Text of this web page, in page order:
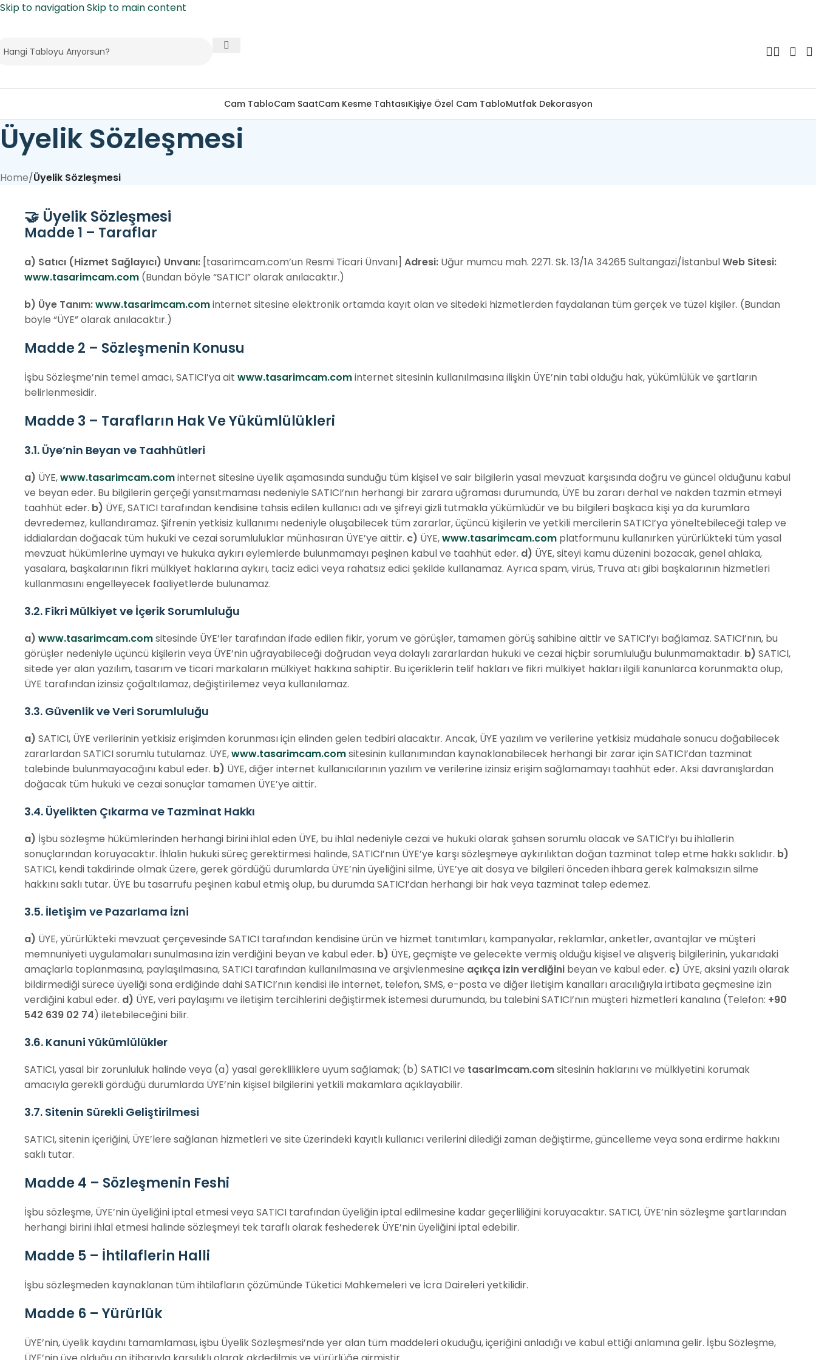
Skip to navigationSkip to main content
Cam TabloCam SaatCam Kesme TahtasıKişiye Özel Cam TabloMutfak Dekorasyon
Üyelik Sözleşmesi
Home/Üyelik Sözleşmesi
🤝 Üyelik Sözleşmesi
Madde 1 – Taraflar
a) Satıcı (Hizmet Sağlayıcı) Unvanı: [tasarimcam.com’un Resmi Ticari Ünvanı] Adresi: Uğur mumcu mah. 2271. Sk. 13/1A 34265 Sultangazi/İstanbulWeb Sitesi:
www.tasarimcam.com (Bundan böyle “SATICI” olarak anılacaktır.)
b) Üye Tanım:www.tasarimcam.cominternet sitesine elektronik ortamda kayıt olan ve sitedeki hizmetlerden faydalanan tüm gerçek ve tüzel kişiler. (Bundan
böyle “ÜYE” olarak anılacaktır.)
Madde 2 – Sözleşmenin Konusu
İşbu Sözleşme’nin temel amacı, SATICI’ya ait www.tasarimcam.cominternet sitesinin kullanılmasına ilişkin ÜYE’nin tabi olduğu hak, yükümlülük ve şartların
belirlenmesidir.
Madde 3 – Tarafların Hak Ve Yükümlülükleri
3.1. Üye’nin Beyan ve Taahhütleri
a) ÜYE,www.tasarimcam.cominternet sitesine üyelik aşamasında sunduğu tüm kişisel ve sair bilgilerin yasal mevzuat karşısında doğru ve güncel olduğunu kabul
ve beyan eder. Bu bilgilerin gerçeği yansıtmaması nedeniyle SATICI’nın herhangi bir zarara uğraması durumunda, ÜYE bu zararı derhal ve nakden tazmin etmeyi
taahhüt eder. b) ÜYE, SATICI tarafından kendisine tahsis edilen kullanıcı adı ve şifreyi gizli tutmakla yükümlüdür ve bu bilgileri başkaca kişi ya da kurumlara
devredemez, kullandıramaz. Şifrenin yetkisiz kullanımı nedeniyle oluşabilecek tüm zararlar, üçüncü kişilerin ve yetkili mercilerin SATICI’ya yöneltebileceği talep ve
iddialardan doğacak tüm hukuki ve cezai sorumluluklar münhasıran ÜYE’ye aittir. c) ÜYE,www.tasarimcam.com platformunu kullanırken yürürlükteki tüm yasal
mevzuat hükümlerine uymayı ve hukuka aykırı eylemlerde bulunmamayı peşinen kabul ve taahhüt eder. d) ÜYE, siteyi kamu düzenini bozacak, genel ahlaka,
yasalara, başkalarının fikri mülkiyet haklarına aykırı, taciz edici veya rahatsız edici şekilde kullanamaz. Ayrıca spam, virüs, Truva atı gibi başkalarının hizmetleri
kullanmasını engelleyecek faaliyetlerde bulunamaz.
3.2. Fikri Mülkiyet ve İçerik Sorumluluğu
a) www.tasarimcam.comsitesinde ÜYE’ler tarafından ifade edilen fikir, yorum ve görüşler, tamamen görüş sahibine aittir ve SATICI’yı bağlamaz. SATICI’nın, bu
görüşler nedeniyle üçüncü kişilerin veya ÜYE’nin uğrayabileceği doğrudan veya dolaylı zararlardan hukuki ve cezai hiçbir sorumluluğu bulunmamaktadır. b) SATICI,
sitede yer alan yazılım, tasarım ve ticari markaların mülkiyet hakkına sahiptir. Bu içeriklerin telif hakları ve fikri mülkiyet hakları ilgili kanunlarca korunmakta olup,
ÜYE tarafından izinsiz çoğaltılamaz, değiştirilemez veya kullanılamaz.
3.3. Güvenlik ve Veri Sorumluluğu
a) SATICI, ÜYE verilerinin yetkisiz erişimden korunması için elinden gelen tedbiri alacaktır. Ancak, ÜYE yazılım ve verilerine yetkisiz müdahale sonucu doğabilecek
zararlardan SATICI sorumlu tutulamaz. ÜYE,www.tasarimcam.comsitesinin kullanımından kaynaklanabilecek herhangi bir zarar için SATICI’dan tazminat
talebinde bulunmayacağını kabul eder. b) ÜYE, diğer internet kullanıcılarının yazılım ve verilerine izinsiz erişim sağlamamayı taahhüt eder. Aksi davranışlardan
doğacak tüm hukuki ve cezai sonuçlar tamamen ÜYE’ye aittir.
3.4. Üyelikten Çıkarma ve Tazminat Hakkı
a) İşbu sözleşme hükümlerinden herhangi birini ihlal eden ÜYE, bu ihlal nedeniyle cezai ve hukuki olarak şahsen sorumlu olacak ve SATICI’yı bu ihlallerin
sonuçlarından koruyacaktır. İhlalin hukuki süreç gerektirmesi halinde, SATICI’nın ÜYE’ye karşı sözleşmeye aykırılıktan doğan tazminat talep etme hakkı saklıdır. b)
SATICI, kendi takdirinde olmak üzere, gerek gördüğü durumlarda ÜYE’nin üyeliğini silme, ÜYE’ye ait dosya ve bilgileri önceden ihbara gerek kalmaksızın silme
hakkını saklı tutar. ÜYE bu tasarrufu peşinen kabul etmiş olup, bu durumda SATICI’dan herhangi bir hak veya tazminat talep edemez.
3.5. İletişim ve Pazarlama İzni
a) ÜYE, yürürlükteki mevzuat çerçevesinde SATICI tarafından kendisine ürün ve hizmet tanıtımları, kampanyalar, reklamlar, anketler, avantajlar ve müşteri
memnuniyeti uygulamaları sunulmasına izin verdiğini beyan ve kabul eder. b) ÜYE, geçmişte ve gelecekte vermiş olduğu kişisel ve alışveriş bilgilerinin, yukarıdaki
amaçlarla toplanmasına, paylaşılmasına, SATICI tarafından kullanılmasına ve arşivlenmesine açıkça izin verdiğini beyan ve kabul eder. c) ÜYE, aksini yazılı olarak
bildirmediği sürece üyeliği sona erdiğinde dahi SATICI’nın kendisi ile internet, telefon, SMS, e-posta ve diğer iletişim kanalları aracılığıyla irtibata geçmesine izin
verdiğini kabul eder. d) ÜYE, veri paylaşımı ve iletişim tercihlerini değiştirmek istemesi durumunda, bu talebini SATICI’nın müşteri hizmetleri kanalına (Telefon: +90
542 639 02 74) iletebileceğini bilir.
3.6. Kanuni Yükümlülükler
SATICI, yasal bir zorunluluk halinde veya (a) yasal gerekliliklere uyum sağlamak; (b) SATICI ve tasarimcam.comsitesinin haklarını ve mülkiyetini korumak
amacıyla gerekli gördüğü durumlarda ÜYE’nin kişisel bilgilerini yetkili makamlara açıklayabilir.
3.7. Sitenin Sürekli Geliştirilmesi
SATICI, sitenin içeriğini, ÜYE’lere sağlanan hizmetleri ve site üzerindeki kayıtlı kullanıcı verilerini dilediği zaman değiştirme, güncelleme veya sona erdirme hakkını
saklı tutar.
Madde 4 – Sözleşmenin Feshi
İşbu sözleşme, ÜYE’nin üyeliğini iptal etmesi veya SATICI tarafından üyeliğin iptal edilmesine kadar geçerliliğini koruyacaktır. SATICI, ÜYE’nin sözleşme şartlarından
herhangi birini ihlal etmesi halinde sözleşmeyi tek taraflı olarak feshederek ÜYE’nin üyeliğini iptal edebilir.
Madde 5 – İhtilaflerin Halli
İşbu sözleşmeden kaynaklanan tüm ihtilafların çözümünde Tüketici Mahkemeleri ve İcra Daireleri yetkilidir.
Madde 6 – Yürürlük
ÜYE’nin, üyelik kaydını tamamlaması, işbu Üyelik Sözleşmesi’nde yer alan tüm maddeleri okuduğu, içeriğini anladığı ve kabul ettiği anlamına gelir. İşbu Sözleşme,